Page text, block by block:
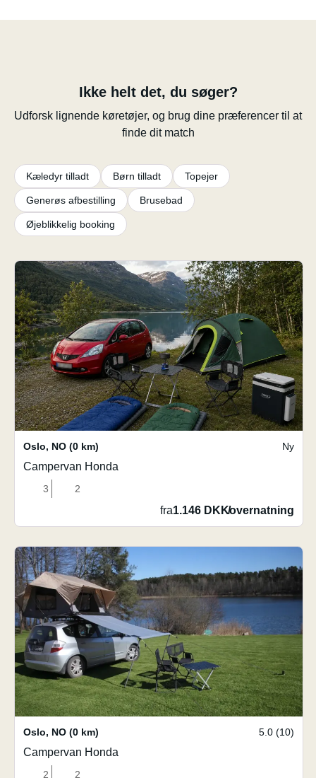
Ikke helt det, du søger?
Udforsk lignende køretøjer, og brug dine præferencer til at
finde dit match
Kæledyr tilladt Børn tilladt Topejer
Generøs afbestilling Brusebad
Øjeblikkelig booking
Oslo, NO (0 km) Ny
Campervan Honda
3 2
fra1.146 DKK/overnatning
Oslo, NO (0 km) 5.0 (10)
Campervan Honda
2 2